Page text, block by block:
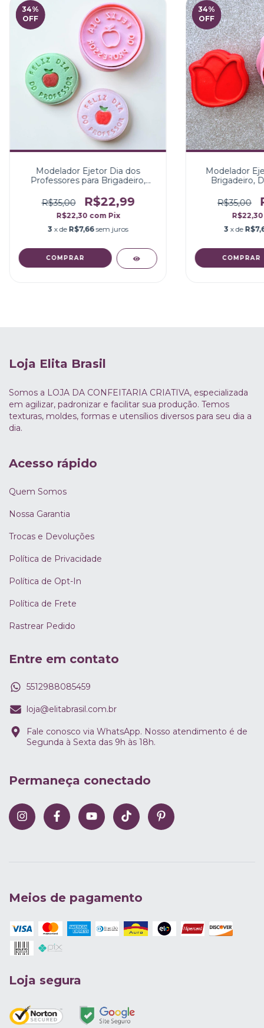
34%
OFF
Modelador Ejetor Dia dos
Professores para Brigadeiro,
R$35,00
R$22,99
R$22,30 com Pix
3 x de R$7,66 sem juros
34%
OFF
Modelador
Brigadeiro,
R$35,00
3 x de
Loja Elita Brasil
Somos a LOJA DA CONFEITARIA CRIATIVA, especializada
em agilizar, padronizar e facilitar sua produção. Temos
texturas, moldes, formas e utensílios diversos para seu dia a
dia.
Acesso rápido
Quem Somos
Nossa Garantia
Trocas e Devoluções
Política de Privacidade
Política de Opt-In
Política de Frete
Rastrear Pedido
Entre em contato
5512988085459
loja@elitabrasil.com.br
Fale conosco via WhatsApp. Nosso atendimento é de
Segunda à Sexta das 9h às 18h.
Permaneça conectado
Meios de pagamento
Loja segura